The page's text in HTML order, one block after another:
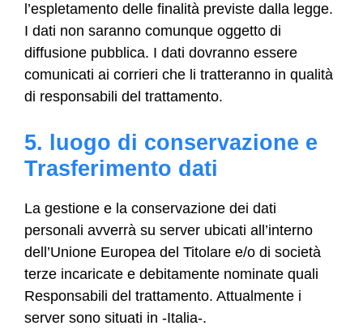
l’espletamento delle finalità previste dalla legge.
I dati non saranno comunque oggetto di
diffusione pubblica. I dati dovranno essere
comunicati ai corrieri che li tratteranno in qualità
di responsabili del trattamento.
5. luogo di conservazione e
Trasferimento dati
La gestione e la conservazione dei dati
personali avverrà su server ubicati all’interno
dell’Unione Europea del Titolare e/o di società
terze incaricate e debitamente nominate quali
Responsabili del trattamento. Attualmente i
server sono situati in -Italia-.